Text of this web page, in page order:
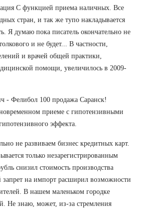
С функцией приема наличных. Все
стран, и так же тупо накладывается
Я думаю пока писатель окончательно не
и не будет... В частности,
и врачей общей практики,
помощи, увеличилось в 2009-
- Фелибол 100 продажа Саранск!
приеме с гипотензивными
эффекта.
не развиваем бизнес кредитных карт.
только незарегистрированным
снизил стоимость производства
запрет на импорт расширил возможности
В нашем маленьком городке
Не знаю, может, из-за стремления